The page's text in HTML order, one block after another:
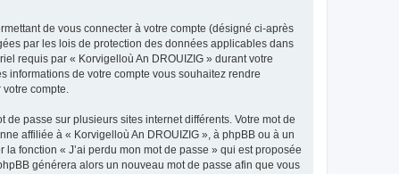
de vous connecter à votre compte (désigné ci-après
par les lois de protection des données applicables dans
requis par « Korvigelloù An DROUIZIG » durant votre
informations de votre compte vous souhaitez rendre
compte.
passe sur plusieurs sites internet différents. Votre mot de
affiliée à « Korvigelloù An DROUIZIG », à phpBB ou à un
fonction « J’ai perdu mon mot de passe » qui est proposée
générera alors un nouveau mot de passe afin que vous